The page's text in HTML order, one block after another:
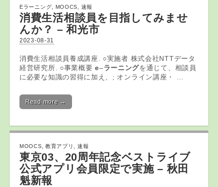
Eラーニング MOOCS 速報
消費生活相談員を目指してみませ
んか？ – 和光市
2023-08-31
消費生活相談員養成講座. ○実施者 株式会社NTTデータ
経営研究所. ○事業概要e–ラーニングを通じて、相談員
に必要な知識の習得に加え、; オンライン講座・ …
Read more →
MOOCS 教育アプリ 速報
東京03、20周年記念ベストライブ
公式アプリ 会員限定で実施 – 秋田
魁新報